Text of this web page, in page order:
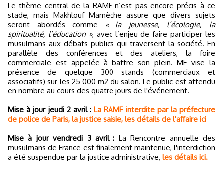
Le thème central de la RAMF n’est pas encore précis à ce
stade, mais Makhlouf Mamèche assure que divers sujets
seront abordés comme
« la jeunesse, l’écologie, la
spiritualité, l’éducation », avec l’enjeu de faire participer les
musulmans aux débats publics qui traversent la société. En
parallèle des conférences et des ateliers, la foire
commerciale est appelée à battre son plein. MF vise la
présence de quelque 300 stands (commerciaux et
associatifs) sur les 25 000 m2 du salon. Le public est attendu
en nombre au cours des quatre jours de l'événement.
Mise à jour jeudi 2 avril : La RAMF interdite par la préfecture
de police de Paris, la justice saisie, les détails de l'affaire ici
Mise à jour vendredi 3 avril : La Rencontre annuelle des
musulmans de France est finalement maintenue, l'interdiction
a été suspendue par la justice administrative, les détails ici.